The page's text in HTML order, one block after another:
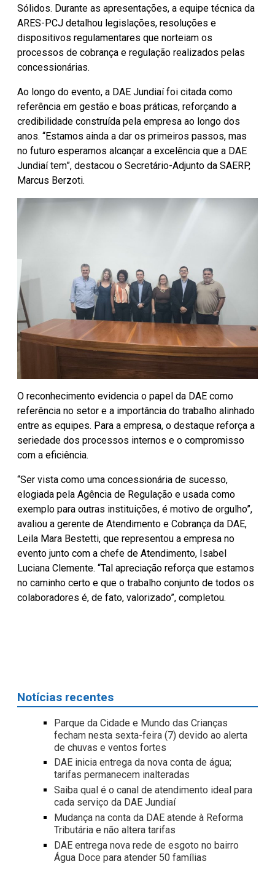
Sólidos. Durante as apresentações, a equipe técnica da
ARES-PCJ detalhou legislações, resoluções e
dispositivos regulamentares que norteiam os
processos de cobrança e regulação realizados pelas
concessionárias.
Ao longo do evento, a DAE Jundiaí foi citada como
referência em gestão e boas práticas, reforçando a
credibilidade construída pela empresa ao longo dos
anos. “Estamos ainda a dar os primeiros passos, mas
no futuro esperamos alcançar a excelência que a DAE
Jundiaí tem”, destacou o Secretário-Adjunto da SAERP,
Marcus Berzoti.
O reconhecimento evidencia o papel da DAE como
referência no setor e a importância do trabalho alinhado
entre as equipes. Para a empresa, o destaque reforça a
seriedade dos processos internos e o compromisso
com a eficiência.
“Ser vista como uma concessionária de sucesso,
elogiada pela Agência de Regulação e usada como
exemplo para outras instituições, é motivo de orgulho”,
avaliou a gerente de Atendimento e Cobrança da DAE,
Leila Mara Bestetti, que representou a empresa no
evento junto com a chefe de Atendimento, Isabel
Luciana Clemente. “Tal apreciação reforça que estamos
no caminho certo e que o trabalho conjunto de todos os
colaboradores é, de fato, valorizado”, completou.
Notícias recentes
Parque da Cidade e Mundo das Crianças
fecham nesta sexta-feira (7) devido ao alerta
de chuvas e ventos fortes
DAE inicia entrega da nova conta de água;
tarifas permanecem inalteradas
Saiba qual é o canal de atendimento ideal para
cada serviço da DAE Jundiaí
Mudança na conta da DAE atende à Reforma
Tributária e não altera tarifas
DAE entrega nova rede de esgoto no bairro
Água Doce para atender 50 famílias